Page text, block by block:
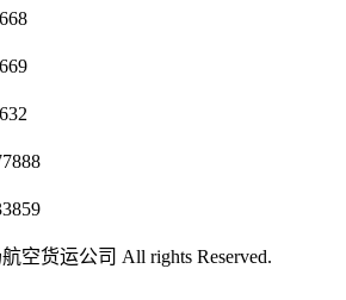
空货运公司 All rights Reserved.